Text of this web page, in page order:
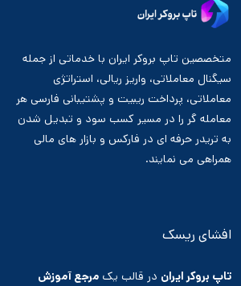
متخصصین تاپ بروکر ایران با خدماتی از جمله
سیگنال معاملاتی، واریز ریالی، استراتژی
معاملاتی، پرداخت ریبیت و پشتیبانی فارسی هر
معامله گر را در مسیر کسب سود و تبدیل شدن
به تریدر حرفه ای در فارکس و بازار های مالی
همراهی می نمایند.
افشای ریسک
تاپ بروکر ایران در قالب یک مرجع آموزش